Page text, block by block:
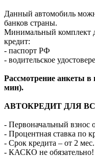
Данный автомобиль
банков страны.
Минимальный комплект
кредит:
- паспорт РФ
- водительское
Рассмотрение анкеты в
мин).
АВТОКРЕДИТ ДЛЯ
- Первоначальный взнос
- Процентная ставка по
- Срок кредита – от 2
- КАСКО не обязательно!